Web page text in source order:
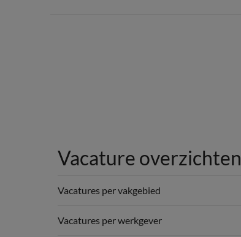
Vacature overzichten
Vacatures per vakgebied
Vacatures per werkgever